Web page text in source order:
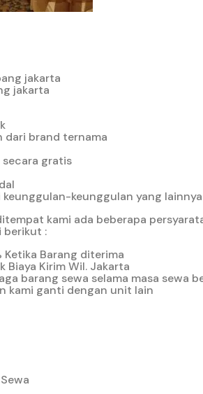
jakarta
dari brand ternama
secara gratis
keunggulan-keunggulan yang
kami ada beberapa
berikut :
Ketika Barang diterima
Biaya Kirim Wil. Jakarta
barang sewa selama masa sewa
kami ganti dengan unit lain